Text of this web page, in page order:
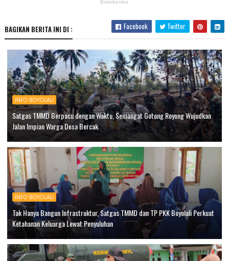
BAGIKAN BERITA INI DI : Facebook Twitter
INFO BOYOLALI
Satgas TMMD Berpacu dengan Waktu, Semangat Gotong Royong Wujudkan
Jalan Impian Warga Desa Bercak
INFO BOYOLALI
Tak Hanya Bangun Infrastruktur, Satgas TMMD dan TP PKK Boyolali Perkuat
Ketahanan Keluarga Lewat Penyuluhan